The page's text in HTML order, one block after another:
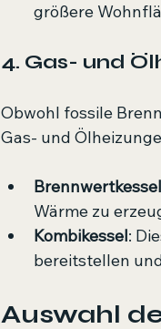
größere
4. Gas- und
Obwohl fossile
Gas- und
Brennwertkessel
Wärme zu
Kombikessel:
bereitstellen
Auswahl